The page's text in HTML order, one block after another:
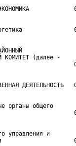
КОМИТЕТ (далее -
органы общего
управления и